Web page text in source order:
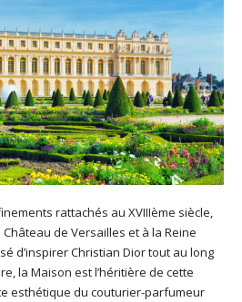
rattachés au XVIIIème siècle,
de Versailles et à la Reine
d’inspirer Christian Dior tout au long
la Maison est l’héritière de cette
esthétique du couturier-parfumeur